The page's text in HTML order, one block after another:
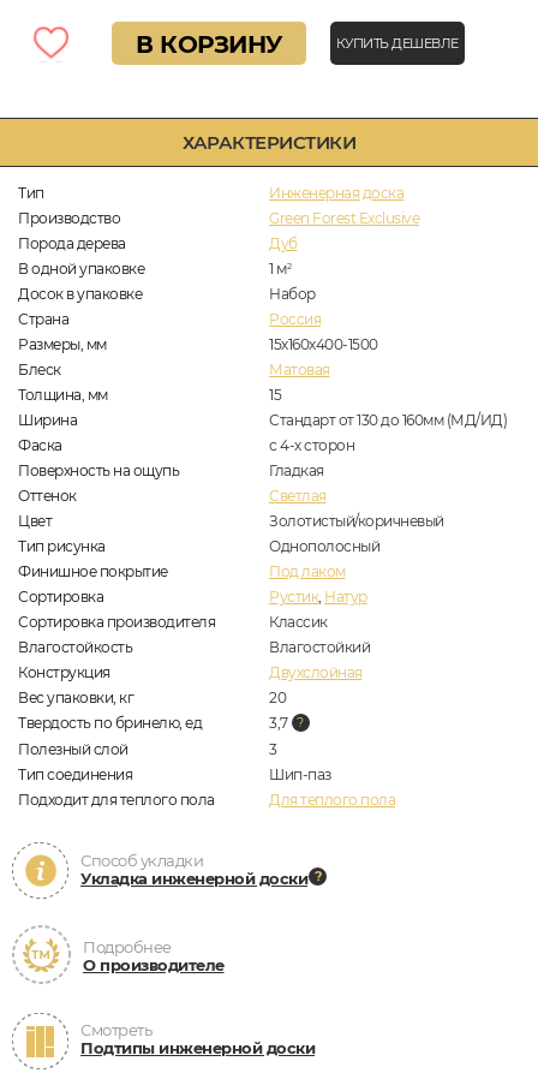
ХАРАКТЕРИСТИКИ
Тип
Инженерная доска
Производство
Green Forest Exclusive
Порода дерева
Дуб
В одной упаковке
1 м2
Досок в упаковке
Набор
Страна
Россия
Размеры, мм
15х160х400-1500
Блеск
Матовая
Толщина, мм
15
Ширина
Стандарт от 130 до 160мм (МД/ИД)
Фаска
с 4-х сторон
Поверхность на ощупь
Гладкая
Оттенок
Светлая
Цвет
Золотистый/коричневый
Тип рисунка
Однополосный
Финишное покрытие
Под лаком
Сортировка
Рустик, Натур
Сортировка производителя
Классик
Влагостойкость
Влагостойкий
Конструкция
Двухслойная
Вес упаковки, кг
20
Твердость по бринелю, ед
3,7
Полезный слой
3
Тип соединения
Шип-паз
Подходит для теплого пола
Для теплого пола
Способ укладки
Укладка инженерной доски
Подробнее
О производителе
Смотреть
Подтипы инженерной доски
В КОРЗИНУ КУПИТЬ ДЕШЕВЛЕ